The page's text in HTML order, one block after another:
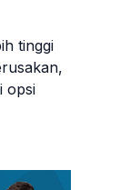
tinggi
opsi